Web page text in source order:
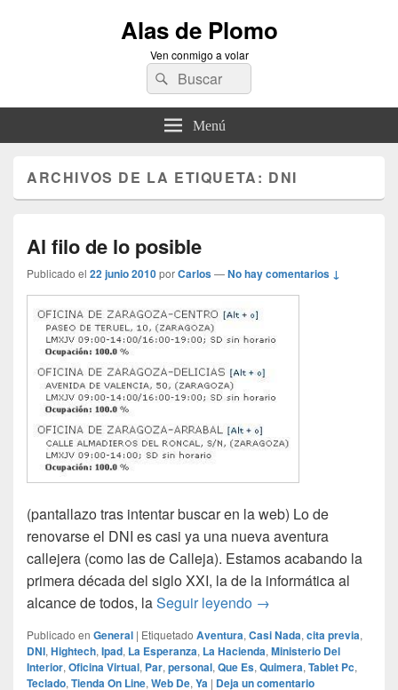
Alas de Plomo
Ven conmigo a volar
Buscar
por:
Buscar
Menú
ARCHIVOS DE LA ETIQUETA: DNI
Al filo de lo posible
Publicado el 22 junio 2010porCarlos—No hay comentarios ↓
(pantallazo tras intentar buscar en la web) Lo de
renovarse el DNI es casi ya una nueva aventura
callejera (como las de Calleja). Estamos acabando la
primera década del siglo XXI, la de la informática al
alcance de todos, laSeguir leyendo Al filo de lo posible
→
Publicado en General | Etiquetado Aventura, Casi Nada, cita previa,
DNI, Hightech, Ipad, La Esperanza, La Hacienda, Ministerio Del
Interior, Oficina Virtual, Par, personal, Que Es, Quimera, Tablet Pc,
Teclado, Tienda On Line, Web De, Ya | Deja un comentario